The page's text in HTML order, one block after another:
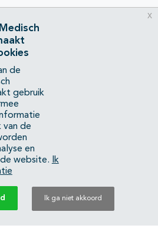
Specialisten:40483480
de
gebruik
van de
en
website.
Ik
Ik ga niet akkoord
x